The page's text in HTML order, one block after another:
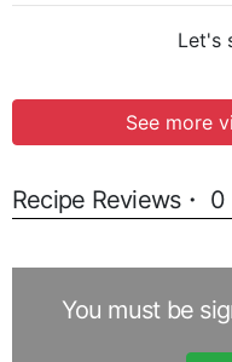
Let's
See more
Recipe Reviews・ 0
You must be